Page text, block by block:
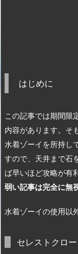
はじめに
この記事では期間限
内容があります。そ
水着ゾーイを所持し
すので、天井まで石
ば早いほど攻略が有
弱い記事は完全に無
水着ゾーイの使用以
セレストクロ